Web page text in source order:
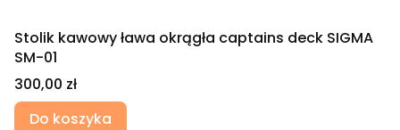
Stolik kawowy ława okrągła captains deck SIGMA
SM-01
Cena
300,00 zł
Do koszyka